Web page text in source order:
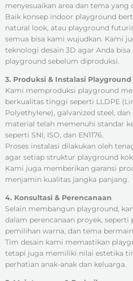
menyesuaikan area dan tema yang
Baik konsep indoor playground
natural look, atau playground
semua bisa kami wujudkan. Kami
teknologi desain 3D agar Anda
playground sebelum diproduksi.
3. Produksi & Instalasi Playground
Kami memproduksi playground
berkualitas tinggi seperti LLDPE
Polyethylene), galvanized steel,
material telah memenuhi standar
seperti SNI, ISO, dan EN1176.
Proses instalasi dilakukan oleh
agar setiap struktur playground
Kami juga memberikan garansi
menjamin kualitas jangka panjang.
4. Konsultasi & Perencanaan
Selain membangun playground,
dalam perencanaan proyek, seperti
pemilihan warna, dan tema
Tim desain kami memastikan
tetapi juga memiliki nilai estetika
perhatian anak-anak dan keluarga.